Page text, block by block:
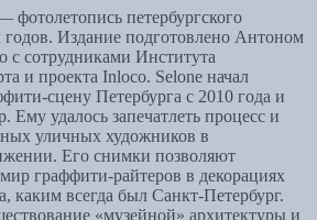
фотолетопись петербургского
Издание подготовлено Антоном
с сотрудниками Института
и проекта Inloco. Selone начал
сцену Петербурга с 2010 года и
Ему удалось запечатлеть процесс и
уличных художников в
Его снимки позволяют
граффити-райтеров в декорациях
каким всегда был Санкт-Петербург.
«музейной» архитектуры и